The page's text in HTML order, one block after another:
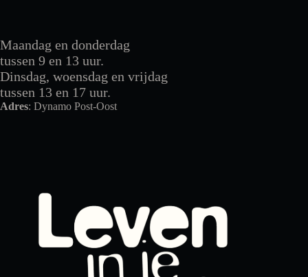
Maandag en donderdag
tussen 9 en 13 uur.
Dinsdag, woensdag en vrijdag
tussen 13 en 17 uur.
Adres: Dynamo Post-Oost